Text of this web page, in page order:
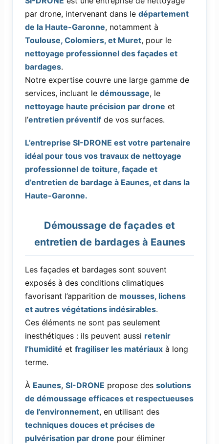
par drone, intervenant dans le département
de la Haute-Garonne, notamment à
Toulouse, Colomiers, et Muret, pour le
nettoyage professionnel des façades et
bardages.
Notre expertise couvre une large gamme de
services, incluant le démoussage, le
nettoyage haute précision par drone et
l’entretien préventifde vos surfaces.
L’entreprise SI-DRONE est votre partenaire
idéal pour tous vos travaux de nettoyage
professionnel de toiture, façade et
d’entretien de bardage à Eaunes, et dans la
Haute-Garonne.
Démoussage de façades et
entretien de bardages à Eaunes
Les façades et bardages sont souvent
exposés à des conditions climatiques
favorisant l’apparition de mousses, lichens
et autres végétations indésirables.
Ces éléments ne sont pas seulement
inesthétiques : ils peuvent aussi retenir
l’humidité et fragiliser les matériauxà long
terme.
À Eaunes, SI-DRONE propose des solutions
de démoussage efficaces et respectueuses
de l’environnement, en utilisant des
techniques douces et précises de
pulvérisation par drone pour éliminer